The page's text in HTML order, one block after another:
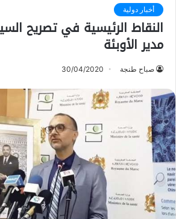
أخبار دولية
النقاط الرئيسية في تصريح
مدير الأوبئة
صباح طنجة 30/04/2020